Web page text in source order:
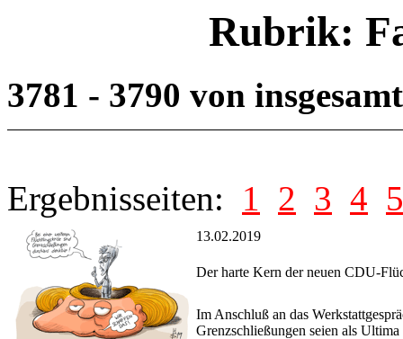
Rubrik:
3781 - 3790 von
Ergebnisseiten: 1 2 3 4 5
13.02.2019
Der harte Kern der neuen CDU-
Im Anschluß an das
Grenzschließungen seien als